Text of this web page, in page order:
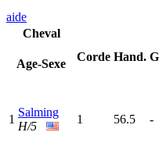
aide
Cheval
Age-Sexe
Corde Hand.
1
Salming
H/5
1 56.5 -